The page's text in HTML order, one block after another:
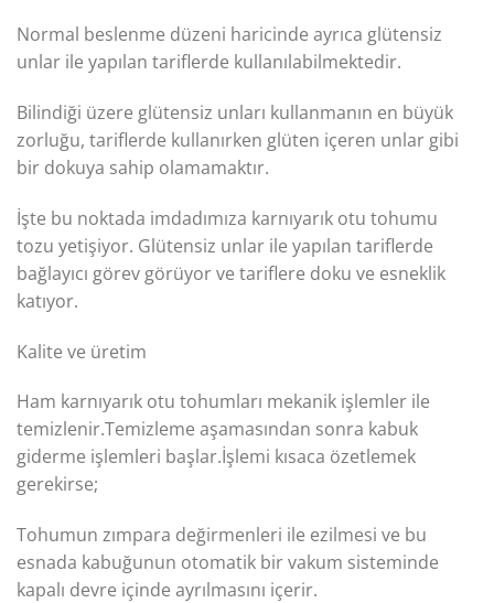
Normal beslenme düzeni haricinde ayrıca glütensiz
unlar ile yapılan tariflerde kullanılabilmektedir.
Bilindiği üzere glütensiz unları kullanmanın en büyük
zorluğu, tariflerde kullanırken glüten içeren unlar gibi
bir dokuya sahip olamamaktır.
İşte bu noktada imdadımıza karnıyarık otu tohumu
tozu yetişiyor. Glütensiz unlar ile yapılan tariflerde
bağlayıcı görev görüyor ve tariflere doku ve esneklik
katıyor.
Kalite ve üretim
Ham karnıyarık otu tohumları mekanik işlemler ile
temizlenir.Temizleme aşamasından sonra kabuk
giderme işlemleri başlar.İşlemi kısaca özetlemek
gerekirse;
Tohumun zımpara değirmenleri ile ezilmesi ve bu
esnada kabuğunun otomatik bir vakum sisteminde
kapalı devre içinde ayrılmasını içerir.